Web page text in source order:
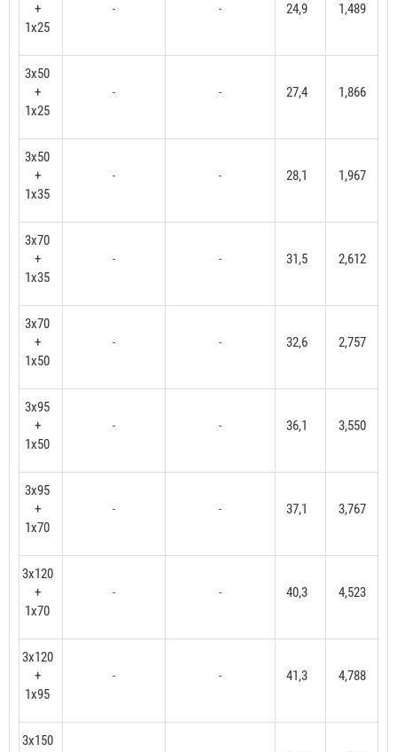
+
1x25
- - 24,9 1,489
3x50
+
1x25
- - 27,4 1,866
3x50
+
1x35
- - 28,1 1,967
3x70
+
1x35
- - 31,5 2,612
3x70
+
1x50
- - 32,6 2,757
3x95
+
1x50
- - 36,1 3,550
3x95
+
1x70
- - 37,1 3,767
3x120
+
1x70
- - 40,3 4,523
3x120
+
1x95
- - 41,3 4,788
3x150